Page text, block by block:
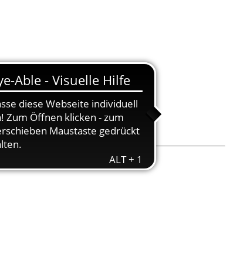
- Pflegedienstsuche